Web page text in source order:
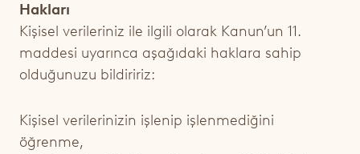
Hakları
Kişisel verileriniz ile ilgili olarak Kanun’un 11.
maddesi uyarınca aşağıdaki haklara sahip
olduğunuzu bildiririz:
Kişisel verilerinizin işlenip işlenmediğini
öğrenme,